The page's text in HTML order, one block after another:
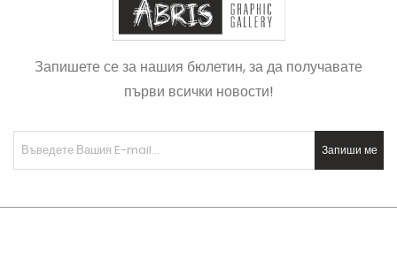
Запишете се за нашия бюлетин, за да получавате
първи всички новости!
Запиши ме